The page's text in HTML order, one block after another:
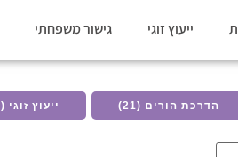
ייעוץ זוגי גישור משפחתי
הדרכת הורים (21) ייעוץ זוגי (3)